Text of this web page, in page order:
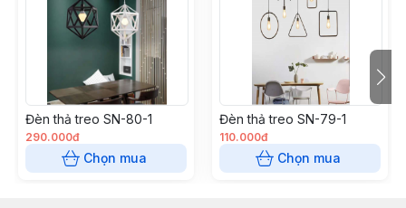
Đèn thả treo SN-80-1
290.000đ
Chọn mua
Đèn thả treo SN-79-1
110.000đ
Chọn mua